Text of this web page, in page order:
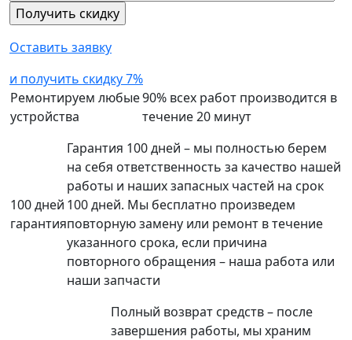
Оставить заявку
и получить скидку 7%
Ремонтируем любые
устройства
90% всех работ производится в
течение 20 минут
100 дней
гарантия
Гарантия 100 дней – мы полностью берем
на себя ответственность за качество нашей
работы и наших запасных частей на срок
100 дней. Мы бесплатно произведем
повторную замену или ремонт в течение
указанного срока, если причина
повторного обращения – наша работа или
наши запчасти
Полный возврат средств – после
завершения работы, мы храним